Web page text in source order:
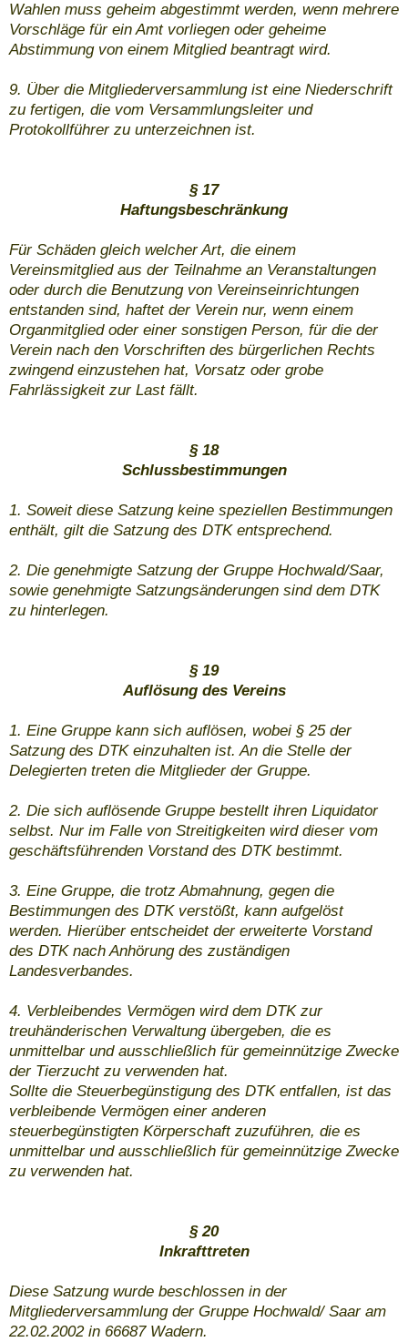
Wahlen muss geheim abgestimmt werden, wenn mehrere
Vorschläge für ein Amt vorliegen oder geheime
Abstimmung von einem Mitglied beantragt wird.
9. Über die Mitgliederversammlung ist eine Niederschrift
zu fertigen, die vom Versammlungsleiter und
Protokollführer zu unterzeichnen ist.
§ 17
Haftungsbeschränkung
Für Schäden gleich welcher Art, die einem
Vereinsmitglied aus der Teilnahme an Veranstaltungen
oder durch die Benutzung von Vereinseinrichtungen
entstanden sind, haftet der Verein nur, wenn einem
Organmitglied oder einer sonstigen Person, für die der
Verein nach den Vorschriften des bürgerlichen Rechts
zwingend einzustehen hat, Vorsatz oder grobe
Fahrlässigkeit zur Last fällt.
§ 18
Schlussbestimmungen
1. Soweit diese Satzung keine speziellen Bestimmungen
enthält, gilt die Satzung des DTK entsprechend.
2. Die genehmigte Satzung der Gruppe Hochwald/Saar,
sowie genehmigte Satzungsänderungen sind dem DTK
zu hinterlegen.
§ 19
Auflösung des Vereins
1. Eine Gruppe kann sich auflösen, wobei § 25 der
Satzung des DTK einzuhalten ist. An die Stelle der
Delegierten treten die Mitglieder der Gruppe.
2. Die sich auflösende Gruppe bestellt ihren Liquidator
selbst. Nur im Falle von Streitigkeiten wird dieser vom
geschäftsführenden Vorstand des DTK bestimmt.
3. Eine Gruppe, die trotz Abmahnung, gegen die
Bestimmungen des DTK verstößt, kann aufgelöst
werden. Hierüber entscheidet der erweiterte Vorstand
des DTK nach Anhörung des zuständigen
Landesverbandes.
4. Verbleibendes Vermögen wird dem DTK zur
treuhänderischen Verwaltung übergeben, die es
unmittelbar und ausschließlich für gemeinnützige Zwecke
der Tierzucht zu verwenden hat.
Sollte die Steuerbegünstigung des DTK entfallen, ist das
verbleibende Vermögen einer anderen
steuerbegünstigten Körperschaft zuzuführen, die es
unmittelbar und ausschließlich für gemeinnützige Zwecke
zu verwenden hat.
§ 20
Inkrafttreten
Diese Satzung wurde beschlossen in der
Mitgliederversammlung der Gruppe Hochwald/ Saar am
22.02.2002 in 66687 Wadern.